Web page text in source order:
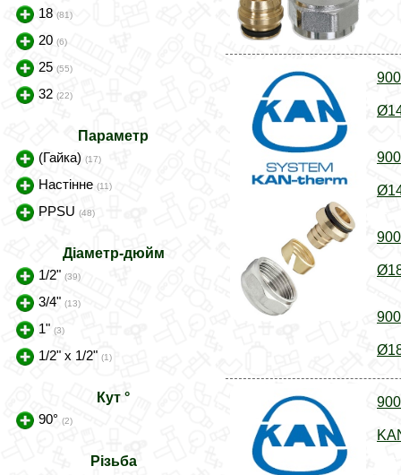
18 (81)
20 (6)
25 (55)
32 (22)
Параметр
(Гайка) (17)
Настінне (11)
PPSU (48)
Діаметр-дюйм
1/2" (39)
3/4" (13)
1" (3)
1/2" x 1/2" (1)
Кут °
90° (2)
Різьба